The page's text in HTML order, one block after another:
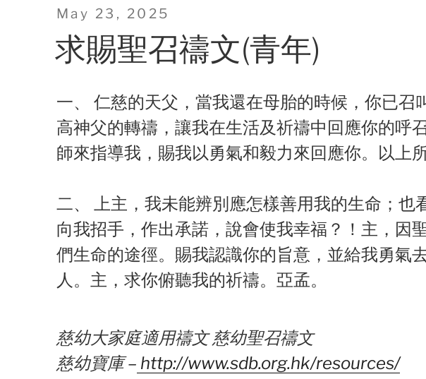
Posted
on
May 23, 2025
求賜聖召禱文(青年)
一、 仁慈的天父，當我還在母胎的時候，你已
高神父的轉禱，讓我在生活及祈禱中回應你的呼
師來指導我，賜我以勇氣和毅力來回應你。以上
二、 上主，我未能辨別應怎樣善用我的生命；
向我招手，作出承諾，說會使我幸福？！主，因
們生命的途徑。賜我認識你的旨意，並給我勇氣
人。主，求你俯聽我的祈禱。亞孟。
慈幼大家庭適用禱文 慈幼聖召禱文
慈幼寶庫 – http://www.sdb.org.hk/resources/